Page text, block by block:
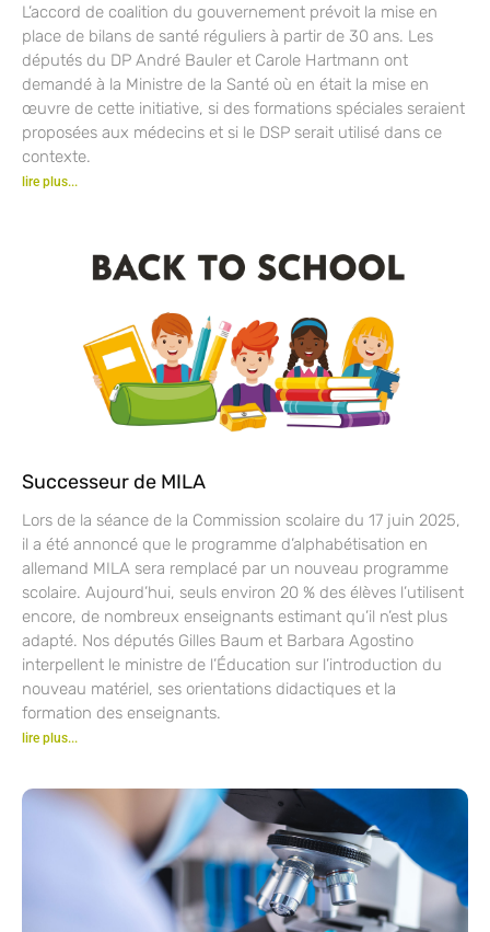
L’accord de coalition du gouvernement prévoit la mise en
place de bilans de santé réguliers à partir de 30 ans. Les
députés du DP André Bauler et Carole Hartmann ont
demandé à la Ministre de la Santé où en était la mise en
œuvre de cette initiative, si des formations spéciales seraient
proposées aux médecins et si le DSP serait utilisé dans ce
contexte.
lire plus...
Successeur de MILA
Lors de la séance de la Commission scolaire du 17 juin 2025,
il a été annoncé que le programme d’alphabétisation en
allemand MILA sera remplacé par un nouveau programme
scolaire. Aujourd’hui, seuls environ 20 % des élèves l’utilisent
encore, de nombreux enseignants estimant qu’il n’est plus
adapté. Nos députés Gilles Baum et Barbara Agostino
interpellent le ministre de l’Éducation sur l’introduction du
nouveau matériel, ses orientations didactiques et la
formation des enseignants.
lire plus...